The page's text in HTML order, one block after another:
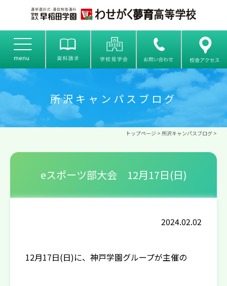
所沢キャンパスブログ
トップページ > 所沢キャンパスブログ >
eスポーツ部大会 12月17日(日)
2024.02.02
12月17日(日)に、神戸学園グループが主催の